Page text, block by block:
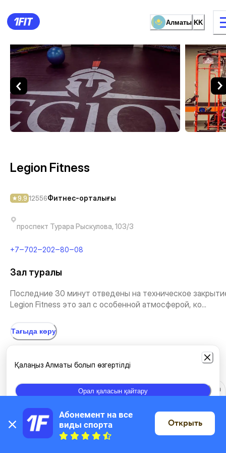
Алматы KK
жаттығу түрі Әйелдерге арналған
Legion Fitness — Фитнес-
Legion Fitness
9.9 12556Фитнес-орталығы
проспект Турара Рыскулова, 103/3
+7‒702‒202‒80‒08
Зал туралы
Последние 30 минут отведены на техническое
Legion Fitness это зал с особенной атмосферой, ко...
Тағыда көру
Жаттығу залы Өздігінен жаттығу Қазақша спорт Йога
Стретчинг және Пилатес Қарқынды жаттығулар
Картада
Қалаңыз Алматы болып өзгертілді
Орал қаласын қайтару
Абонемент на все
виды спорта
Открыть